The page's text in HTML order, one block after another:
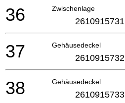
Zwischenlage
36 2610915731
Gehäusedeckel
37 2610915732
Gehäusedeckel
38 2610915733